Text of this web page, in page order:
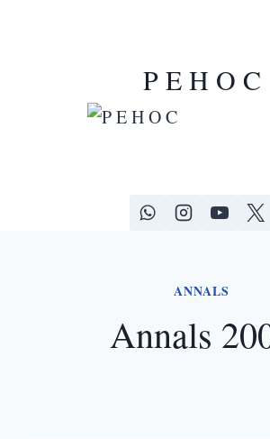
P E H O C
ANNALS
Annals